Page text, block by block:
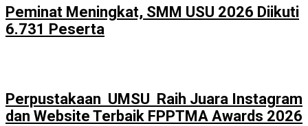
Peminat Meningkat, SMM USU 2026 Diikuti
6.731 Peserta
Perpustakaan UMSU Raih Juara Instagram
dan Website Terbaik FPPTMA Awards 2026